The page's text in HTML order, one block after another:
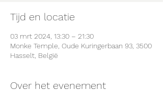
Tijd en locatie
03 mrt 2024, 13:30 – 21:30
Monke Temple, Oude Kuringerbaan 93, 3500
Hasselt, België
Over het evenement